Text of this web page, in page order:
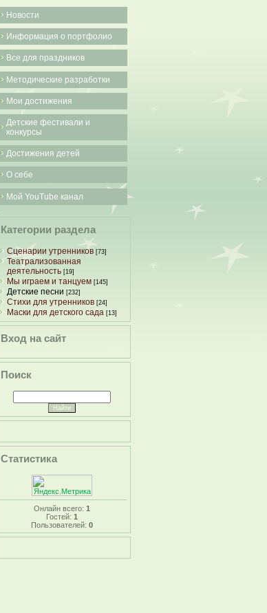
Новости
Информация о портфолио
Все для праздников
Методические разработки
Мои достижения
Детские фестивали и
конкурсы
Достижения детей
О себе
Мой YouTube канал
Категории раздела
Сценарии утренников [73]
Театрализованная
деятельность [19]
Мы играем и танцуем [145]
Детские песни [232]
Стихи для утренников [24]
Маски для детского сада [13]
Вход на сайт
Поиск
Статистика
Онлайн всего: 1
Гостей: 1
Пользователей: 0